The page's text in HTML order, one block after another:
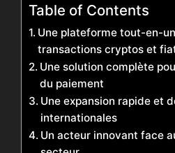
Table of Contents
Une plateforme tout-en-
transactions cryptos et
Une solution complète
du paiement
Une expansion rapide et
internationales
Un acteur innovant face